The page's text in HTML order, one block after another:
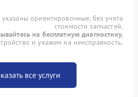
ориентировочные, без учета
стоимости запчастей.
на бесплатную диагностику.
и укажем на неисправность.
все услуги